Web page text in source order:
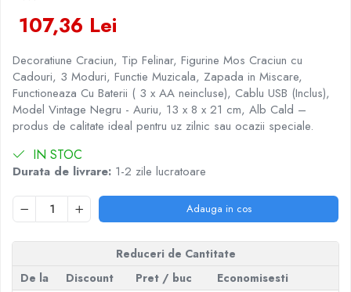
Tapet 3D Autoadeziv
Umidificatoare
Articole pentru Gradina si Bricolaj
Articole pentru Iluminat
Corpuri de iluminat
Lampi de veghe
Articole si, Echipamente pentru
Transport şi Ridicat
Pelerine, Umbrele si Accesorii
Videoproiectoare
107,36 Lei
Decoratiune Craciun, Tip Felinar, Figurine Mos Craciun cu
Cadouri, 3 Moduri, Functie Muzicala, Zapada in Miscare,
Functioneaza Cu Baterii ( 3 x AA neincluse), Cablu USB (Inclus),
Model Vintage Negru - Auriu, 13 x 8 x 21 cm, Alb Cald –
produs de calitate ideal pentru uz zilnic sau ocazii speciale.
IN STOC
Durata de livrare: 1-2 zile lucratoare
Adauga in cos
Reduceri de Cantitate
De la
Discount Pret / buc
Economisesti